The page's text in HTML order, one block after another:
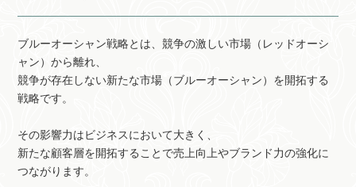
ブルーオーシャン戦略とは、競争の激しい市場（レッドオーシ
ャン）から離れ、
競争が存在しない新たな市場（ブルーオーシャン）を開拓する
戦略です。
その影響力はビジネスにおいて大きく、
新たな顧客層を開拓することで売上向上やブランド力の強化に
つながります。